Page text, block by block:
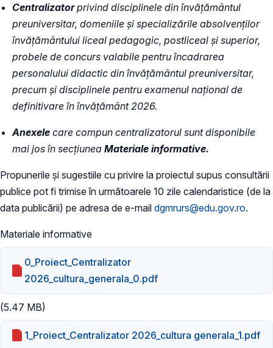
Centralizatorprivind disciplinele din învăţământul
preuniversitar, domeniile şi specializările absolvenţilor
învăţământului liceal pedagogic, postliceal şi superior,
probele de concurs valabile pentru încadrarea
personalului didactic din învăţământul preuniversitar,
precum şi disciplinele pentru examenul naţional de
definitivare în învăţământ 2026.
Anexele care compun centralizatorul sunt disponibile
mai jos în secțiunea Materiale informative.
Propunerile și sugestiile cu privire la proiectul supus consultării
publice pot fi trimise în următoarele 10 zile calendaristice (de la
data publicării) pe adresa de e-mail dgmrurs@edu.gov.ro.
Materiale informative
0_Proiect_Centralizator
2026_cultura_generala_0.pdf
(5.47 MB)
1_Proiect_Centralizator 2026_cultura generala_1.pdf